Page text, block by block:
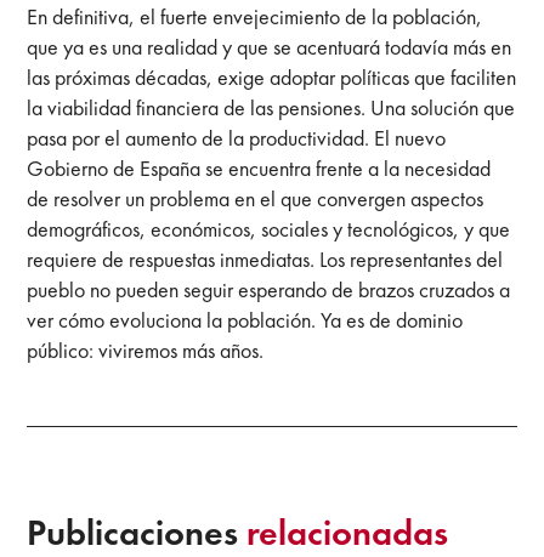
En definitiva, el fuerte envejecimiento de la población,
que ya es una realidad y que se acentuará todavía más en
las próximas décadas, exige adoptar políticas que faciliten
la viabilidad financiera de las pensiones. Una solución que
pasa por el aumento de la productividad. El nuevo
Gobierno de España se encuentra frente a la necesidad
de resolver un problema en el que convergen aspectos
demográficos, económicos, sociales y tecnológicos, y que
requiere de respuestas inmediatas. Los representantes del
pueblo no pueden seguir esperando de brazos cruzados a
ver cómo evoluciona la población. Ya es de dominio
público: viviremos más años.
Publicaciones relacionadas